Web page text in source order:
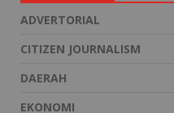
ADVERTORIAL
CITIZEN JOURNALISM
DAERAH
EKONOMI